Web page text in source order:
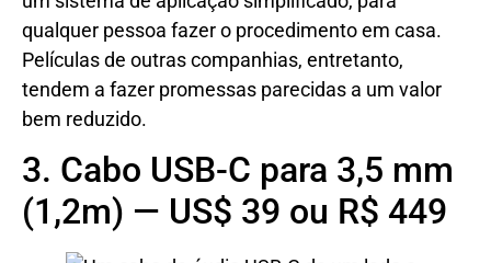
qualquer pessoa fazer o procedimento em casa.
Películas de outras companhias, entretanto,
tendem a fazer promessas parecidas a um valor
bem reduzido.
3. Cabo USB-C para 3,5 mm
(1,2m) — US$ 39 ou R$ 449